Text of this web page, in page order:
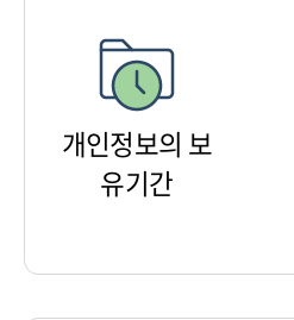
개인정보의 보
유기간